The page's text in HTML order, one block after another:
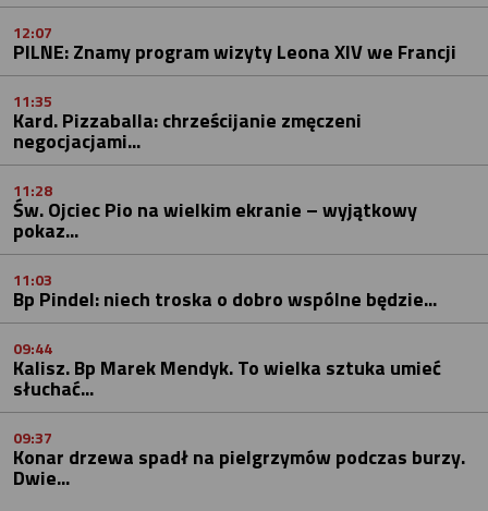
12:07
PILNE: Znamy program wizyty Leona XIV we Francji
11:35
Kard. Pizzaballa: chrześcijanie zmęczeni
negocjacjami...
11:28
Św. Ojciec Pio na wielkim ekranie – wyjątkowy
pokaz...
11:03
Bp Pindel: niech troska o dobro wspólne będzie...
09:44
Kalisz. Bp Marek Mendyk. To wielka sztuka umieć
słuchać...
09:37
Konar drzewa spadł na pielgrzymów podczas burzy.
Dwie...